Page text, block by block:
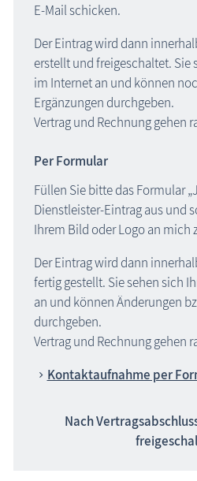
E-Mail schicken.
Der Eintrag wird dann
erstellt und freigeschaltet. Sie
im Internet an und können
Ergänzungen durchgeben.
Vertrag und Rechnung gehen
Per Formular
Füllen Sie bitte das Formular
Dienstleister-Eintrag aus und
Ihrem Bild oder Logo an mich
Der Eintrag wird dann
fertig gestellt. Sie sehen sich
an und können Änderungen
durchgeben.
Vertrag und Rechnung gehen
Kontaktaufnahme per
Nach